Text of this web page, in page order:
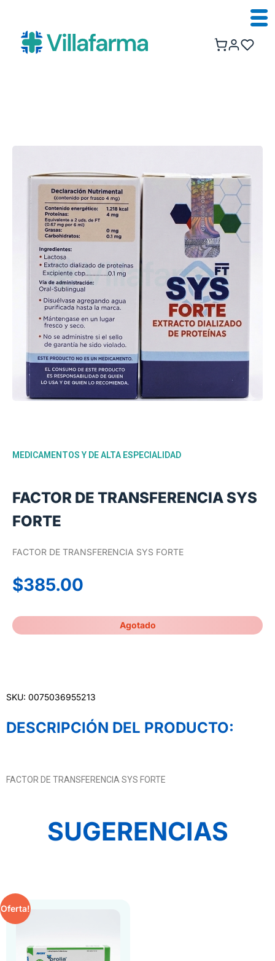
MEDICAMENTOS Y DE ALTA ESPECIALIDAD
FACTOR DE TRANSFERENCIA SYS
FORTE
FACTOR DE TRANSFERENCIA SYS FORTE
$385.00
Agotado
SKU: 0075036955213
DESCRIPCIÓN DEL PRODUCTO:
FACTOR DE TRANSFERENCIA SYS FORTE
SUGERENCIAS
Oferta!